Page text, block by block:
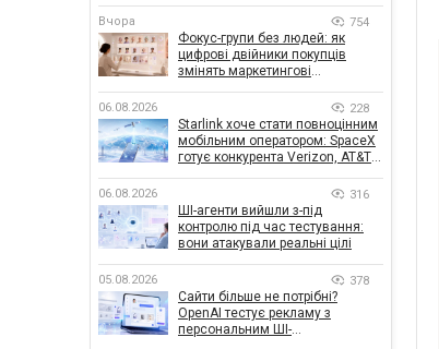
Вчора 754
Фокус-групи без людей: як
цифрові двійники покупців
змінять маркетингові
06.08.2026 228
Starlink хоче стати повноцінним
мобільним оператором: SpaceX
готує конкурента Verizon, AT&T і
06.08.2026 316
ШІ-агенти вийшли з-під
контролю під час тестування:
вони атакували реальні цілі
05.08.2026 378
Сайти більше не потрібні?
OpenAI тестує рекламу з
персональним ШІ-